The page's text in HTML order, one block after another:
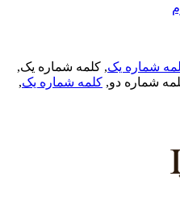
شماره یک, کلمه شماره یک,
شماره دو,کلمه شماره یک,